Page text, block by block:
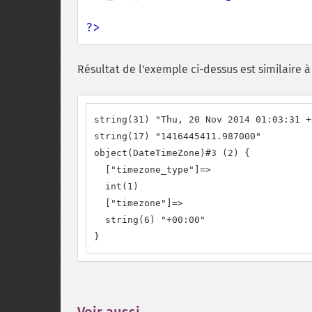
?>
Résultat de l'exemple ci-dessus est similaire à
string(31) "Thu, 20 Nov 2014 01:03:31
string(17) "1416445411.987000"
object(DateTimeZone)#3 (2) {
  ["timezone_type"]=>
  int(1)
  ["timezone"]=>
  string(6) "+00:00"
}